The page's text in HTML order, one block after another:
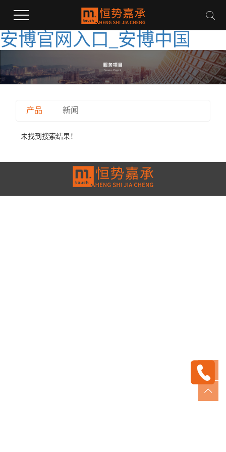
安博官网入口_安博中国
产品 新闻
未找到搜索结果！